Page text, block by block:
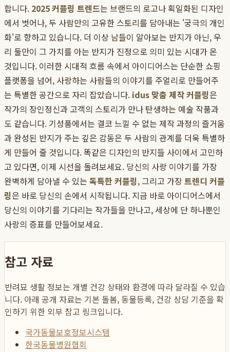
합니다. 2025 커플링 트렌드는 브랜드의 로고나 획일화된 디자인
에서 벗어나, 두 사람만의 고유한 스토리를 담아내는 '궁극의 개인
화'로 향하고 있습니다. 더 이상 남들이 알아보는 반지가 아닌, 우
리 둘만이 그 가치를 아는 반지가 진정으로 의미 있는 시대가 온
것입니다. 이러한 시대적 흐름 속에서 아이디어스는 단순한 쇼핑
플랫폼을 넘어, 사랑하는 사람들의 이야기를 주얼리로 만들어주
는 특별한 공간으로 자리 잡았습니다. idus 맞춤 제작 커플링은
작가의 장인정신과 고객의 스토리가 만나 탄생하는 예술 작품과
도 같습니다. 기성품에서는 결코 느낄 수 없는 제작 과정의 즐거움
과 완성된 반지가 주는 깊은 감동은 두 사람의 관계를 더욱 특별하
게 만들어 줄 것입니다. 똑같은 디자인의 반지들 사이에서 고민하
고 있다면, 이제 시선을 돌려보세요. 당신의 사랑 이야기를 가장
완벽하게 담아낼 수 있는 독특한 커플링, 그리고 가장트렌디 커플
링은 바로 당신의 손에서 시작됩니다. 지금 바로 아이디어스에서
당신의 이야기를 기다리는 작가들을 만나고, 세상에 단 하나뿐인
사랑의 증표를 만들어보세요.
참고 자료
반려묘 생활 정보는 개별 건강 상태와 환경에 따라 달라질 수 있습
니다. 아래 공개 자료는 기본 돌봄, 동물등록, 건강 상담 기준을 확
인하기 위한 외부 참고 링크입니다.
국가동물보호정보시스템
한국동물병원협회